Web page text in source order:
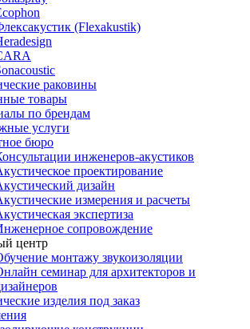
(Flexakustik)
раковины
товары
по брендам
услуги
бюро
инженеров-акустиков
проектирование
дизайн
измерения и расчеты
экспертиза
сопровождение
центр
монтажу звукоизоляции
семинар для архитекторов и
изделия под заказ